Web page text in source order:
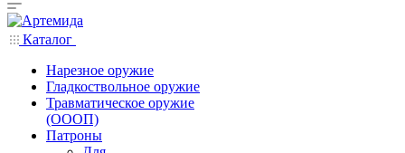
Каталог
Нарезное оружие
Гладкоствольное оружие
Травматическое оружие
(ОООП)
Патроны